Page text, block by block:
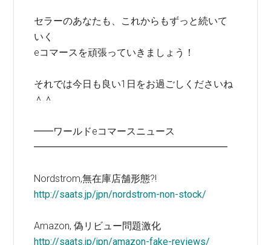
セラーのあなたも、これからもずっと続いて
いく
eコマースを頑張っていきましょう！
それでは今日も良い1日をお過ごしくださいね
＾＾
━━ワールドeコマースニュース
━━━━━━━━━━━━━━━━━━━━
Nordstrom,無在庫店舗形態?!
http://saats.jp/jpn/nordstrom-non-stock/
Amazon, 偽リビュー問題激化
http://saats.jp/jpn/amazon-fake-reviews/